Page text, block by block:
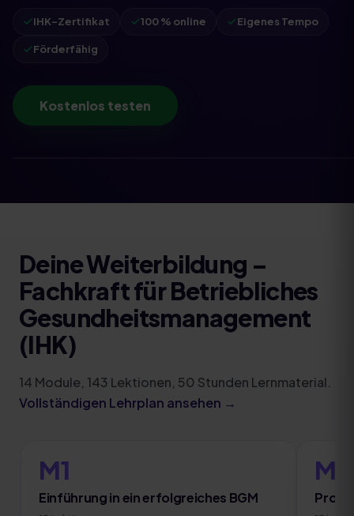
IHK-Zertifikat 100 % online Eigenes Tempo
Förderfähig
Kostenlos testen
Deine Weiterbildung –
Fachkraft für Betriebliches
Gesundheitsmanagement
(IHK)
14 Module 143 Lektionen, 50 Stunden Lernmaterial.
Vollständigen Lehrplan ansehen →
M1
Einführung in ein erfolgreiches BGM
M2